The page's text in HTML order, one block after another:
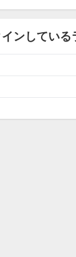
ンしている